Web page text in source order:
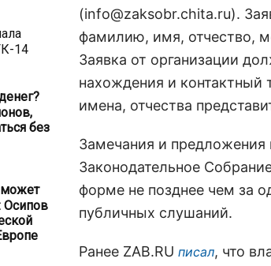
14
без
Осипов
(info@zaksobr.chita.ru).
фамилию, имя, отчество,
Заявка от организации
нахождения и контактный
имена, отчества
Замечания и предложения
Законодательное
форме не позднее чем за
публичных слушаний.
Ранее ZAB.RU писал, что